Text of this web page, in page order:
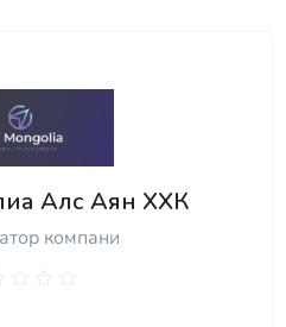
Алс Аян ХХК
компани